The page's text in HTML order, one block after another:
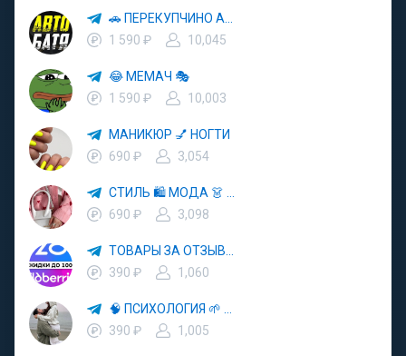
1 590 ₽
10,045
😂 МЕМАЧ 🎭
1 590 ₽
10,003
МАНИКЮР 💅 НОГТИ
690 ₽
3,054
690 ₽
3,098
390 ₽
1,060
390 ₽
1,005